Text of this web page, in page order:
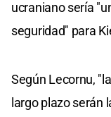
ucraniano sería
seguridad" para
Según Lecornu,
largo plazo serán